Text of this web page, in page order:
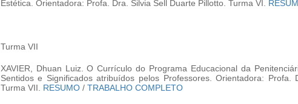
Estética. Orientadora: Profa. Dra. Silvia Sell Duarte Pillotto. Turma VI.
Turma VII
XAVIER, Dhuan Luiz. O Currículo do Programa Educacional da
Sentidos e Significados atribuídos pelos Professores. Orientadora: Profa.
Turma VII. RESUMO/ TRABALHO COMPLETO